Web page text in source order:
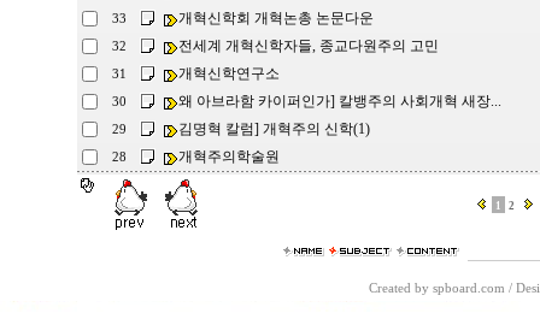
33 개혁신학회 개혁논총 논문다운
32 전세계 개혁신학자들, 종교다원주의 고민
31 개혁신학연구소
30 왜 아브라함 카이퍼인가] 칼뱅주의 사회개혁 새장...
29 김명혁 칼럼] 개혁주의 신학(1)
28 개혁주의학술원
1 2
Created by spboard.com /